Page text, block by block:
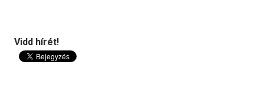
Vidd hírét!